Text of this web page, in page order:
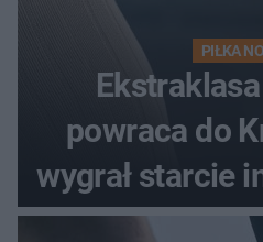
PIŁKA
powraca do
wygrał starcie
pełnym